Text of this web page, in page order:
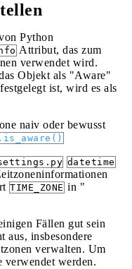
Python
Attribut, das zum
verwendet wird.
Objekt als "Aware"
ist, wird es als
naiv oder bewusst
.is_aware()
datetime
TIME_ZONE in "
Fällen gut sein
aus, insbesondere
verwalten. Um
verwendet werden.